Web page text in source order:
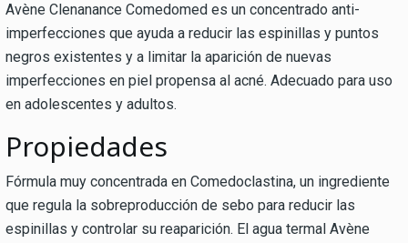
Avène Clenanance Comedomed es un concentrado anti-
imperfecciones que ayuda a reducir las espinillas y puntos
negros existentes y a limitar la aparición de nuevas
imperfecciones en piel propensa al acné. Adecuado para uso
en adolescentes y adultos.
Propiedades
Fórmula muy concentrada en Comedoclastina, un ingrediente
que regula la sobreproducción de sebo para reducir las
espinillas y controlar su reaparición. El agua termal Avène